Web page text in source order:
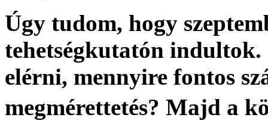
Úgy tudom, hogy
tehetségkutatón indultok.
elérni, mennyire fontos
megmérettetés? Majd a